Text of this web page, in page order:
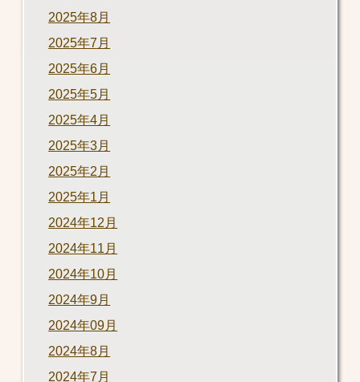
2025年8月
2025年7月
2025年6月
2025年5月
2025年4月
2025年3月
2025年2月
2025年1月
2024年12月
2024年11月
2024年10月
2024年9月
2024年09月
2024年8月
2024年7月